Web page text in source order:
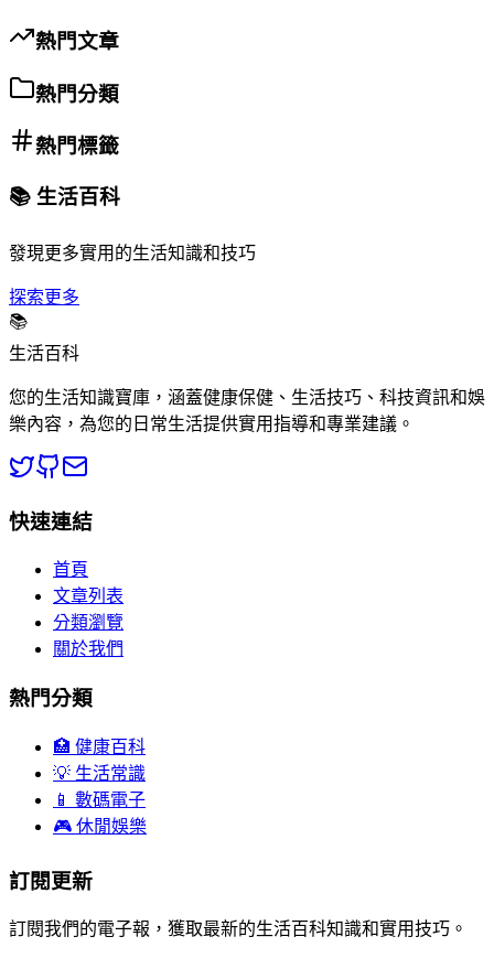
熱門文章
熱門分類
熱門標籤
📚 生活百科
發現更多實用的生活知識和技巧
探索更多
📚
生活百科
您的生活知識寶庫，涵蓋健康保健、生活技巧、科技資訊和娛
樂內容，為您的日常生活提供實用指導和專業建議。
快速連結
首頁
文章列表
分類瀏覽
關於我們
熱門分類
🏥 健康百科
💡 生活常識
📱 數碼電子
🎮 休閒娛樂
訂閱更新
訂閱我們的電子報，獲取最新的生活百科知識和實用技巧。